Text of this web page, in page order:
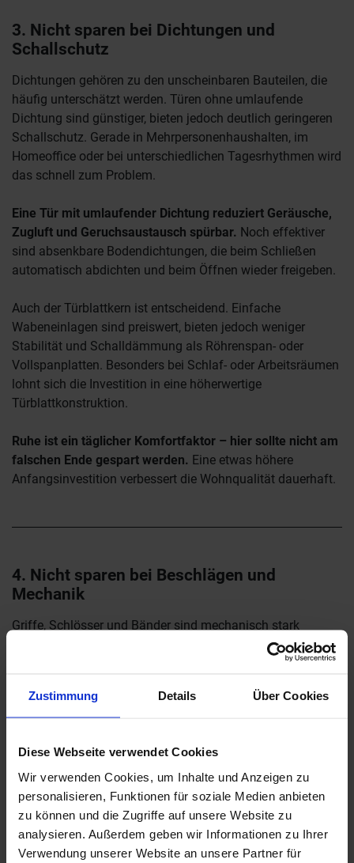
Zustimmung Details Über Cookies
Diese Webseite verwendet Cookies
Wir verwenden Cookies, um Inhalte und Anzeigen zu
personalisieren, Funktionen für soziale Medien anbieten
zu können und die Zugriffe auf unsere Website zu
analysieren. Außerdem geben wir Informationen zu Ihrer
Verwendung unserer Website an unsere Partner für
3. Nicht sparen bei Dichtungen und
Schallschutz
Dichtungen gehören zu den unscheinbaren Bauteilen, die
häufig unterschätzt werden. Türen ohne umlaufende
Dichtung sind günstiger, bieten jedoch deutlich geringeren
Schallschutz. Gerade in Mehrpersonenhaushalten, im
Homeoffice oder bei unterschiedlichen Tagesrhythmen wird
das schnell zum Problem.
Eine Tür mit umlaufender Dichtung reduziert Geräusche,
Zugluft und Geruchsaustausch spürbar. Noch effektiver
sind absenkbare Bodendichtungen, die beim Schließen
automatisch abdichten und beim Öffnen wieder freigeben.
Auch der Türblattkern ist entscheidend. Einfache
Wabeneinlagen sind preiswert, bieten jedoch weniger
Stabilität und Schalldämmung als Röhrenspan- oder
Vollspanplatten. Besonders bei Schlaf- oder Arbeitsräumen
lohnt sich die Investition in eine höherwertige
Türblattkonstruktion.
Ruhe ist ein täglicher Komfortfaktor – hier sollte nicht am
falschen Ende gespart werden. Eine etwas höhere
Anfangsinvestition verbessert die Wohnqualität dauerhaft.
4. Nicht sparen bei Beschlägen und
Mechanik
Griffe, Schlösser und Bänder sind mechanisch stark
belastet. Günstige Beschläge wirken oft anfangs
unauffällig, zeigen jedoch nach wenigen Jahren Spiel,
Ein hochwertiger Beschlag verbessert nicht nur die
Magnetschlösser schließen leiser und verschleißen weniger
als klassische Fallenschlösser. 3D-verstellbare Bänder
erleichtern spätere Nachjustierungen, etwa wenn sich die
Tür durch Klimaschwankungen minimal verändert.
Wer Budgetprioritäten setzen muss, sollte eher bei